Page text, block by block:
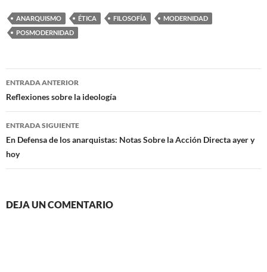
ANARQUISMO ÉTICA FILOSOFÍA
MODERNIDAD
POSMODERNIDAD
Navegación
de
entradas
ENTRADA ANTERIOR
Reflexiones sobre la ideología
ENTRADA SIGUIENTE
En Defensa de los anarquistas: Notas Sobre la Acción Directa ayer y
hoy
DEJA UN COMENTARIO